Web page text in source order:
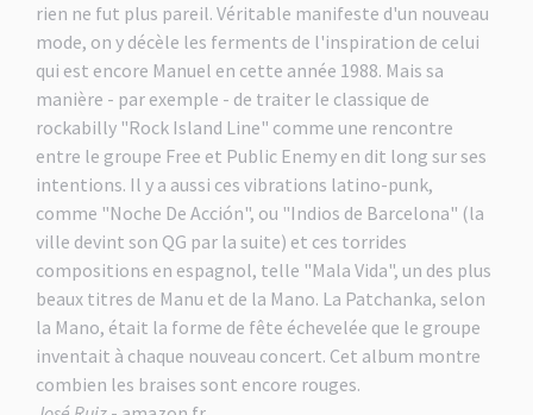
rien ne fut plus pareil. Véritable manifeste d'un nouveau
mode, on y décèle les ferments de l'inspiration de celui
qui est encore Manuel en cette année 1988. Mais sa
manière - par exemple - de traiter le classique de
rockabilly "Rock Island Line" comme une rencontre
entre le groupe Free et Public Enemy en dit long sur ses
intentions. Il y a aussi ces vibrations latino-punk,
comme "Noche De Acción", ou "Indios de Barcelona" (la
ville devint son QG par la suite) et ces torrides
compositions en espagnol, telle "Mala Vida", un des plus
beaux titres de Manu et de la Mano. La Patchanka, selon
la Mano, était la forme de fête échevelée que le groupe
inventait à chaque nouveau concert. Cet album montre
combien les braises sont encore rouges.